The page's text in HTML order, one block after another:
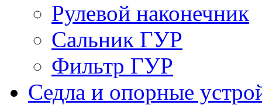
Рулевой наконечник
Сальник ГУР
Фильтр ГУР
Седла и опорные